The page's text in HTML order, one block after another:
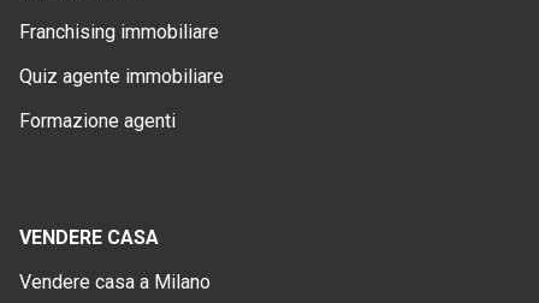
Franchising immobiliare
Quiz agente immobiliare
Formazione agenti
VENDERE CASA
Vendere casa a Milano